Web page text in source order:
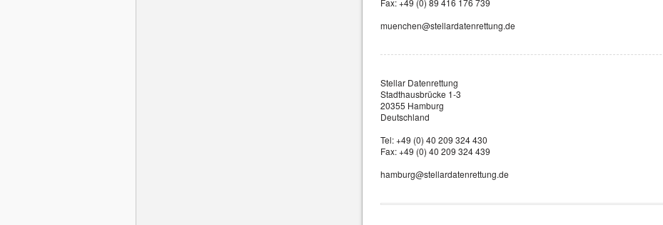
Fax: +49 (0) 89 416 176 739
muenchen@stellardatenrettung.de
Stellar Datenrettung
Stadthausbrücke 1-3
20355 Hamburg
Deutschland
Tel: +49 (0) 40 209 324 430
Fax: +49 (0) 40 209 324 439
hamburg@stellardatenrettung.de